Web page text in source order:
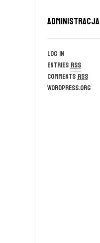
Administracja
Log in
EntriesRSS
CommentsRSS
WordPress.org